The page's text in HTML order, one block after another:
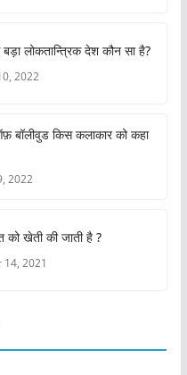
e
लोकतान्त्रिक देश कौन सा है?
2022
बॉलीवुड किस कलाकार को कहा
2022
को खेती की जाती है ?
2021